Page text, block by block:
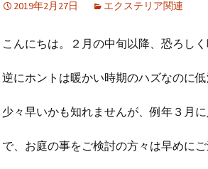
2019年2月27日 エクステリア関連
こんにちは。２月の中旬以降、恐ろし
逆にホントは暖かい時期のハズなのに
少々早いかも知れませんが、例年３月
で、お庭の事をご検討の方々は早めに